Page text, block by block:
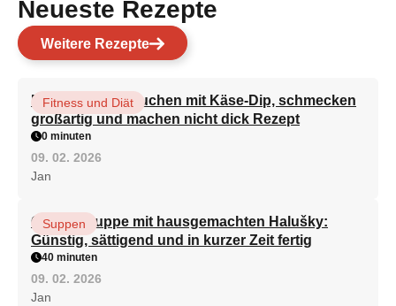
Neueste Rezepte
Weitere Rezepte
Brokkoli-Pfannkuchen mit Käse-Dip, schmecken
großartig und machen nicht dick Rezept
Fitness und Diät
0 minuten
09. 02. 2026
Jan
Gemüsesuppe mit hausgemachten Halušky:
Günstig, sättigend und in kurzer Zeit fertig
Suppen
40 minuten
09. 02. 2026
Jan